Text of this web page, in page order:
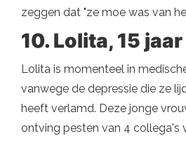
zeggen dat "ze moe was van
10. Lolita, 15 jaar
Lolita is momenteel in
vanwege de depressie die ze
heeft verlamd. Deze jonge
ontving pesten van 4 collega's